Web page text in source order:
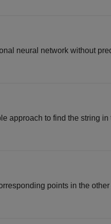
neural network without
approach to find the string in
points in the